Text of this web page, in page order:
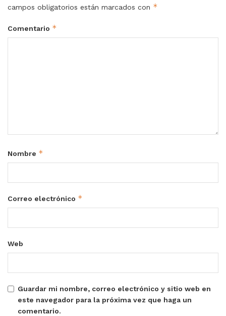
campos obligatorios están marcados con *
Comentario *
Nombre *
Correo electrónico *
Web
Guardar mi nombre, correo electrónico y sitio web en
este navegador para la próxima vez que haga un
comentario.